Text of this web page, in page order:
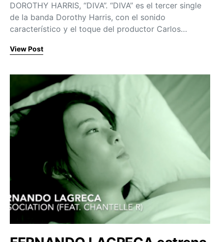
DOROTHY HARRIS, “DIVA”. “DIVA” es el tercer single
de la banda Dorothy Harris, con el sonido
característico y el toque del productor Carlos…
View Post